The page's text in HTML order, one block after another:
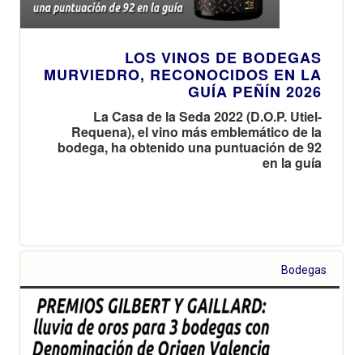
LOS VINOS DE BODEGAS
MURVIEDRO, RECONOCIDOS EN LA
GUÍA PEÑÍN 2026
La Casa de la Seda 2022 (D.O.P. Utiel-
Requena), el vino más emblemático de la
bodega, ha obtenido una puntuación de 92
en la guía
Bodegas